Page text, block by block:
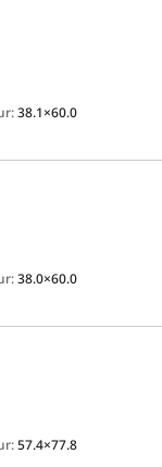
38.1×60.0
38.0×60.0
57.4×77.8